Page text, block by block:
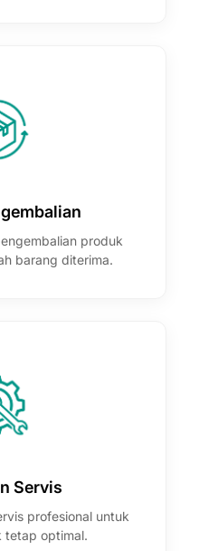
produk
barang diterima.
Servis
profesional untuk
tetap optimal.